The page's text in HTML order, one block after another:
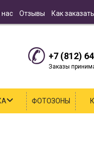
Отзывы Как
+7 (812)
Заказы
ФОТОЗОНЫ